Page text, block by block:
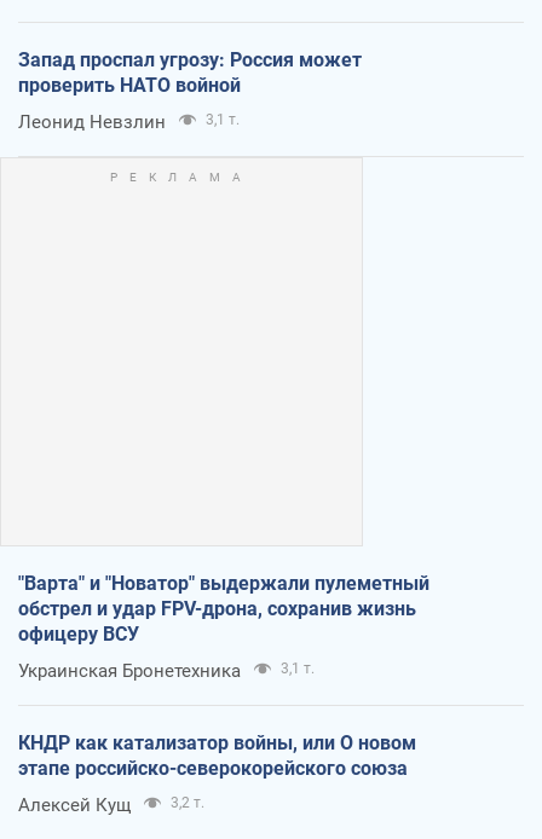
Запад проспал угрозу: Россия может
проверить НАТО войной
Леонид Невзлин 3,1 т.
"Варта" и "Новатор" выдержали пулеметный
обстрел и удар FPV-дрона, сохранив жизнь
офицеру ВСУ
Украинская Бронетехника 3,1 т.
КНДР как катализатор войны, или О новом
этапе российско-северокорейского союза
Алексей Кущ 3,2 т.